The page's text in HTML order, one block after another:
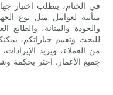
في الختام، يتطلب اختيار
متأنية لعوامل مثل نوع
والجودة والمتانة،
للبحث وتقييم خياراتكم،
من العملاء، ويزيد
جميع الأعمار. اختر بحكمة